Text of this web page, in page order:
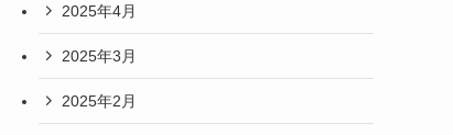
2025年4月
2025年3月
2025年2月